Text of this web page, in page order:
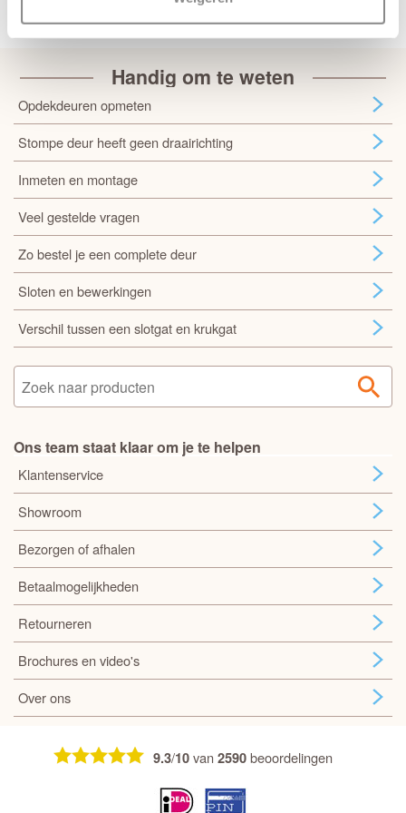
Handig om te weten
Opdekdeuren opmeten
Stompe deur heeft geen draairichting
Inmeten en montage
Veel gestelde vragen
Zo bestel je een complete deur
Sloten en bewerkingen
Verschil tussen een slotgat en krukgat
Ons team staat klaar om je te helpen
Klantenservice
Showroom
Bezorgen of afhalen
Betaalmogelijkheden
Retourneren
Brochures en video's
Over ons
9.3/10van2590beoordelingen